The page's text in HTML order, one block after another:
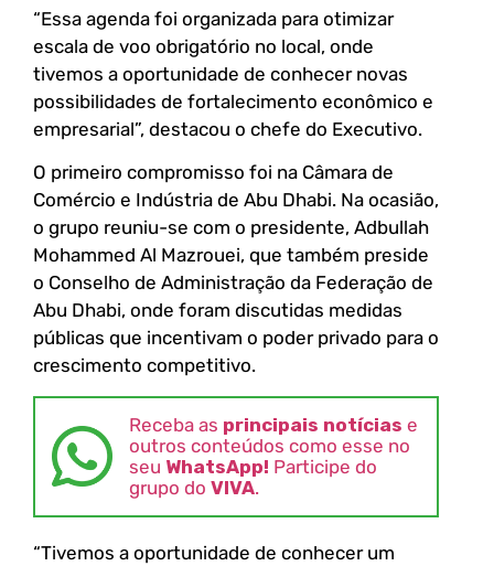
“Essa agenda foi organizada para otimizar
escala de voo obrigatório no local, onde
tivemos a oportunidade de conhecer novas
possibilidades de fortalecimento econômico e
empresarial”, destacou o chefe do Executivo.
O primeiro compromisso foi na Câmara de
Comércio e Indústria de Abu Dhabi. Na ocasião,
o grupo reuniu-se com o presidente, Adbullah
Mohammed Al Mazrouei, que também preside
o Conselho de Administração da Federação de
Abu Dhabi, onde foram discutidas medidas
públicas que incentivam o poder privado para o
crescimento competitivo.
Receba as principais notícias e
outros conteúdos como esse no
seu WhatsApp! Participe do
grupo do VIVA.
“Tivemos a oportunidade de conhecer um